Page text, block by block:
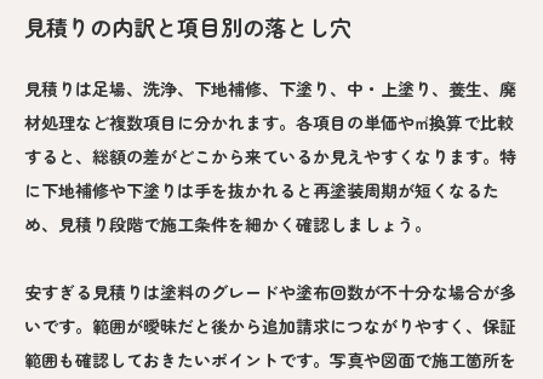
見積りの内訳と項目別の落とし穴
見積りは足場、洗浄、下地補修、下塗り、中・上塗り、養生、廃
材処理など複数項目に分かれます。各項目の単価や㎡換算で比較
すると、総額の差がどこから来ているか見えやすくなります。特
に下地補修や下塗りは手を抜かれると再塗装周期が短くなるた
め、見積り段階で施工条件を細かく確認しましょう。
安すぎる見積りは塗料のグレードや塗布回数が不十分な場合が多
いです。範囲が曖昧だと後から追加請求につながりやすく、保証
範囲も確認しておきたいポイントです。写真や図面で施工箇所を